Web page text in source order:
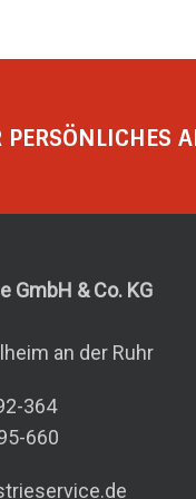
GmbH & Co. KG
an der Ruhr
364
660